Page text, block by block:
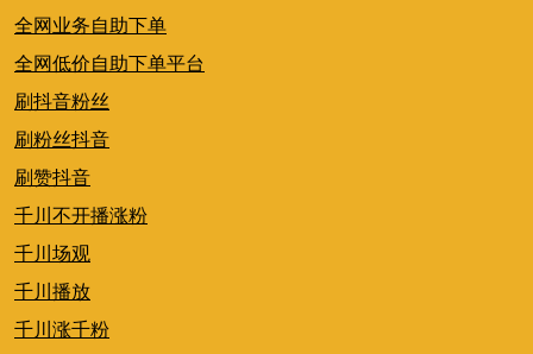
全网业务自助下单
全网低价自助下单平台
刷抖音粉丝
刷粉丝抖音
刷赞抖音
千川不开播涨粉
千川场观
千川播放
千川涨千粉